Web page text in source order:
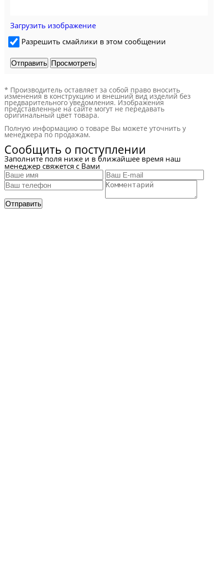
Загрузить изображение
Разрешить смайлики в этом сообщении
* Производитель оставляет за собой право вносить
изменения в конструкцию и внешний вид изделий без
предварительного уведомления. Изображения
представленные на сайте могут не передавать
оригинальный цвет товара.
Полную информацию о товаре Вы можете уточнить у
менеджера по продажам.
Сообщить о поступлении
Заполните поля ниже и в ближайшее время наш
менеджер свяжется с Вами